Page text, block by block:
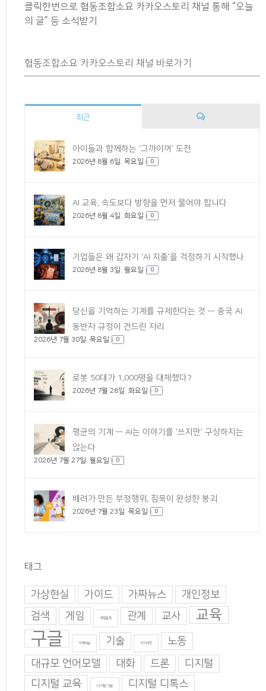
클릭한번으로 협동조합소요 카카오스토리 채널 통해 “오늘
의 글” 등 소식받기
협동조합소요 카카오스토리 채널 바로가기
최근
아이들과 함께하는 ‘그까이꺼’ 도전
2026년 8월 6일. 목요일 0
AI 교육, 속도보다 방향을 먼저 물어야 합니다
2026년 8월 4일. 화요일 0
기업들은 왜 갑자기 ‘AI 지출’을 걱정하기 시작했나
2026년 8월 3일. 월요일 0
당신을 기억하는 기계를 규제한다는 것 — 중국 AI
동반자 규정이 건드린 자리
2026년 7월 30일. 목요일 0
로봇 50대가 1,000명을 대체했다?
2026년 7월 28일. 화요일 0
평균의 기계 — AI는 이야기를 ‘쓰지만’ 구상하지는
않는다
2026년 7월 27일. 월요일 0
배려가 만든 부정행위, 침묵이 완성한 붕괴
2026년 7월 23일. 목요일 0
태그
가상현실 가이드 가짜뉴스
개인정보
검색
게임 게임중독 관계 교사 교육
구글 기계학습 기술 기지과인
노동
대규모 언어모델
대화 드론
디지털
디지털 교육
디지털 기술 디지털 디톡스